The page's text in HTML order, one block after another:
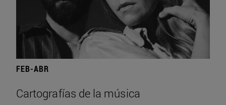
FEB-ABR
Cartografías de la música